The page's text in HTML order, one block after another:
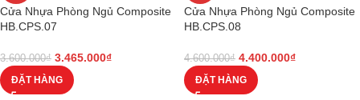
Cửa Nhựa Phòng Ngủ Composite
HB.CPS.07
3.600.000₫ 3.465.000₫
ĐẶT HÀNG
Cửa Nhựa Phòng Ngủ Composite
HB.CPS.08
4.600.000₫ 4.400.000₫
ĐẶT HÀNG